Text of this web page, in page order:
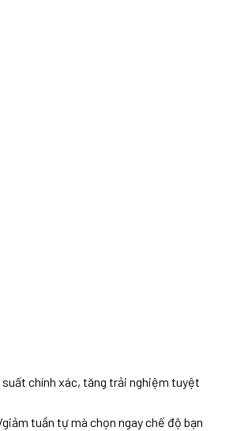
chính xác, tăng trải nghiệm tuyệt
tuần tự mà chọn ngay chế độ bạn